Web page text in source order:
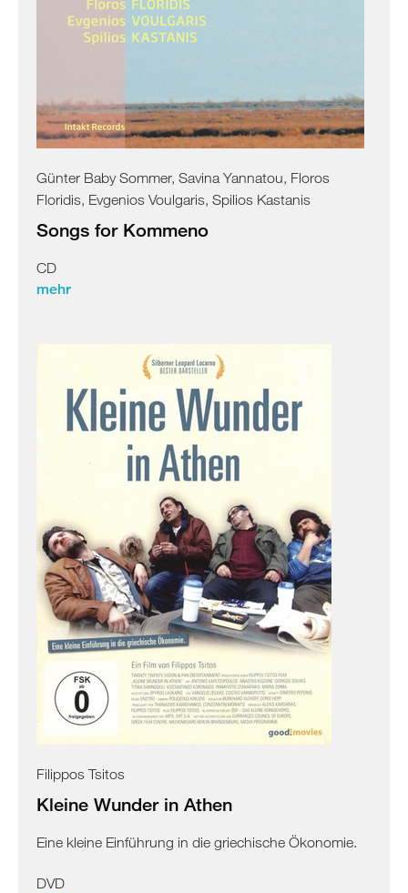
Günter Baby Sommer, Savina Yannatou, Floros
Floridis, Evgenios Voulgaris, Spilios Kastanis
Songs for Kommeno
CD
mehr
Filippos Tsitos
Kleine Wunder in Athen
Eine kleine Einführung in die griechische Ökonomie.
DVD